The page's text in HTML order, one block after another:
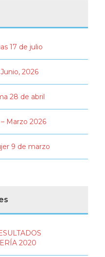
17 de julio
2026
28 de abril
Marzo 2026
9 de marzo
2020